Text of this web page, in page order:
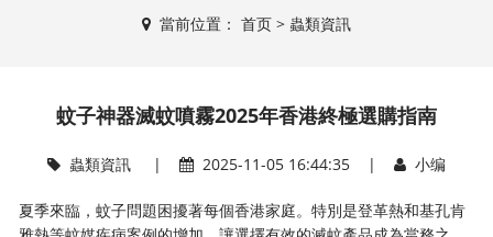
當前位置： 首页> 蟲類資訊
蚊子神器滅蚊噴霧2025年香港終極選購指南
蟲類資訊| 2025-11-05 16:44:35 | 小编
夏季來臨，蚊子問題困擾著每個香港家庭。特別是登革熱和基孔肯